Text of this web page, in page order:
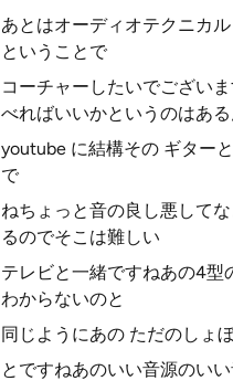
あとはオーディオテクニカ
ということで
コーチャーしたいでござい
べればいいかというのはあ
youtube に結構その ギター
で
ねちょっと音の良し悪して
るのでそこは難しい
テレビと一緒ですねあの4
わからないのと
同じようにあの ただのしょ
とですねあのいい音源のい